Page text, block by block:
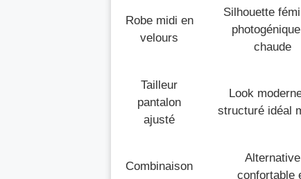
Robe midi en
velours
Silhouette
chaude
Tailleur
pantalon
ajusté
Look
structuré idéal
Combinaison
Alternative
confortable